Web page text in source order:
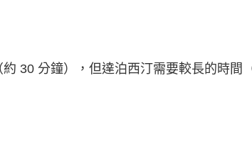
30 分鐘），但達泊西汀需要較長的時間